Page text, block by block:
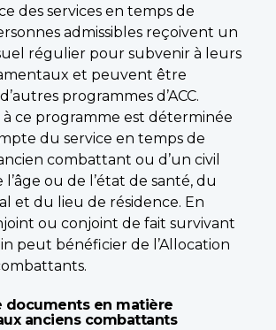
des services en temps de
admissibles reçoivent un
régulier pour subvenir à leurs
et peuvent être
programmes d’ACC.
à ce programme est déterminée
du service en temps de
combattant ou d’un civil
l’âge ou de l’état de santé, du
et du lieu de résidence. En
ou conjoint de fait survivant
peut bénéficier de l’Allocation
documents en matière
anciens combattants